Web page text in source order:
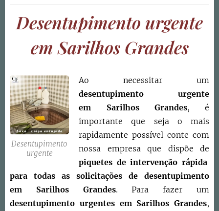
Desentupimento urgente
emSarilhos Grandes
Desentupimento
urgente
Ao necessitar um
desentupimento urgente
em Sarilhos Grandes, é
importante que seja o mais
rapidamente possível conte com
nossa empresa que dispõe de
piquetes de intervenção rápida
para todas as solicitações de desentupimento
em Sarilhos Grandes. Para fazer um
desentupimento urgentes em Sarilhos Grandes,